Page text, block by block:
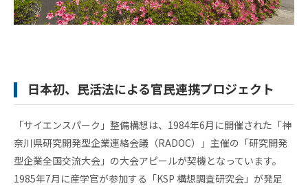
ビジ
ネス
クー
ル
アク
セラ
レー
ショ
ンプ
日本初、民活法による官民連携プロジェクト
「サイエンスパーク」整備構想は、1984年6月に開催された「神
奈川県研究開発型企業連絡会議（RADOC）」主催の「研究開発
型企業全国交流大会」の大会アピールが契機となっています。
1985年7月に産学官が参加する「KSP 構想調査研究会」が発足